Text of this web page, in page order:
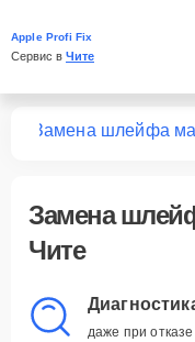
Apple Profi Fix
Сервис в Чите
Замена шлейфа
Замена
Чите
даже при